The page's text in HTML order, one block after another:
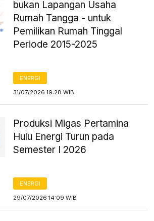
bukan Lapangan Usaha
Rumah Tangga - untuk
Pemilikan Rumah Tinggal
Periode 2015-2025
ENERGI
31/07/2026 19:28 WIB
Produksi Migas Pertamina
Hulu Energi Turun pada
Semester I 2026
ENERGI
29/07/2026 14:09 WIB